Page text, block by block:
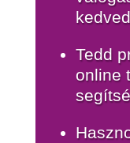
Tedd
online